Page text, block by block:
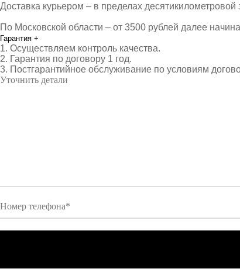
Доставка курьером – в пределах
По Московской области – от 3500 рублей далее
Гарантия +
1. Осуществляем контроль качества.
2. Гарантия по договору 1 год.
3. Постгарантийное обслуживание по условиям